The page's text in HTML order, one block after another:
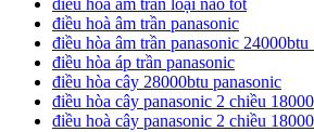
điều hoà âm trần panasonic
điều hòa âm trần panasonic
điều hòa áp trần panasonic
điều hòa cây 28000btu panasonic
điều hòa cây panasonic 2 chiều
điều hoà cây panasonic 2 chiều